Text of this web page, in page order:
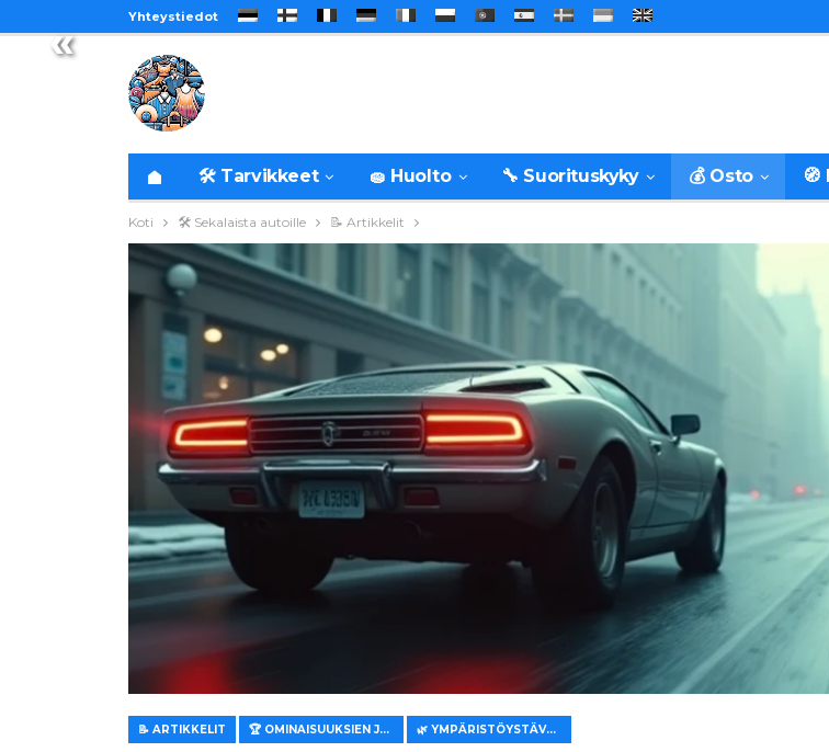
« Yhteystiedot
🛠️ Tarvikkeet 🧽 Huolto 🔧 Suorituskyky 💰 Osto 🧭
Koti 🛠️ Sekalaista autoille 📝 Artikkelit
📝 ARTIKKELIT 🏆 OMINAISUUKSIEN JA ARVON ARVIOINTI 🌿 YMPÄRISTÖYSTÄVÄLLISYYS JA TALOUDELLISUUS